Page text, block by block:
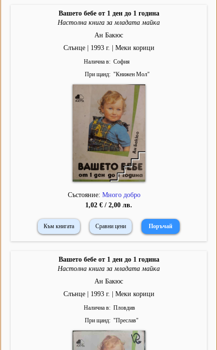
Вашето бебе от 1 ден до 1 година
Настолна книга за младата майка
Ан Бакюс
Слънце | 1993 г. | Меки корици
Налична в
София
При щанд
"Книжен Мол"
Състояние: Много добро
1,02 € / 2,00 лв.
Към книгата Сравни цени
Вашето бебе от 1 ден до 1 година
Настолна книга за младата майка
Ан Бакюс
Слънце | 1993 г. | Меки корици
Налична в
Пловдив
При щанд
"Преслав"